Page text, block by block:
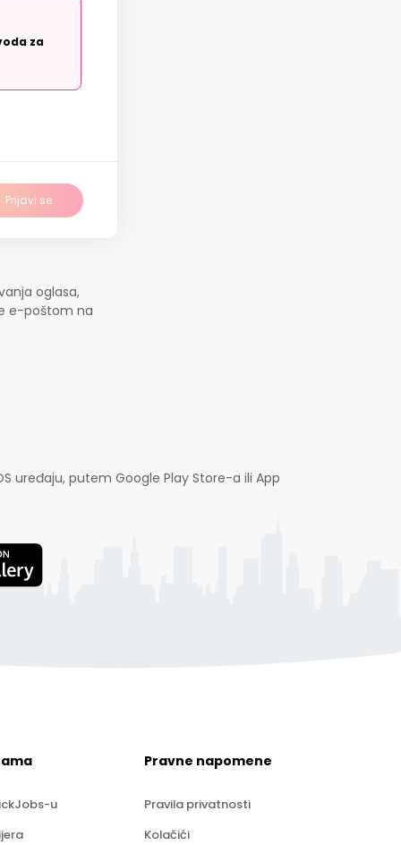
za
Prijavi se
oglasa,
e-poštom na
uređaju, putem Google Play Store-a ili App
u
Pravne napomene
Pravila privatnosti
Kolačići